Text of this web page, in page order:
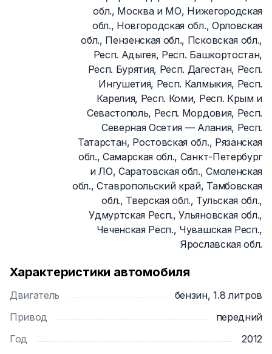
обл., Москва и МО, Нижегородская
обл., Новгородская обл., Орловская
обл., Пензенская обл., Псковская обл.,
Респ. Адыгея, Респ. Башкортостан,
Респ. Бурятия, Респ. Дагестан, Респ.
Ингушетия, Респ. Калмыкия, Респ.
Карелия, Респ. Коми, Респ. Крым и
Севастополь, Респ. Мордовия, Респ.
Северная Осетия — Алания, Респ.
Татарстан, Ростовская обл., Рязанская
обл., Самарская обл., Санкт-Петербург
и ЛО, Саратовская обл., Смоленская
обл., Ставропольский край, Тамбовская
обл., Тверская обл., Тульская обл.,
Удмуртская Респ., Ульяновская обл.,
Чеченская Респ., Чувашская Респ.,
Ярославская обл.
Характеристики автомобиля
Двигатель
бензин, 1.8 литров
Привод
передний
Год
2012